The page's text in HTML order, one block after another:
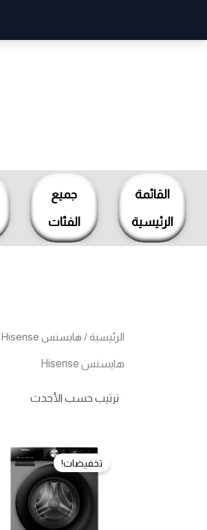
القائمة
الرئيسية
جميع
الفئات
الرئيسية/ هايسنس Hisense
هايسنس Hisense
تخفيضات!